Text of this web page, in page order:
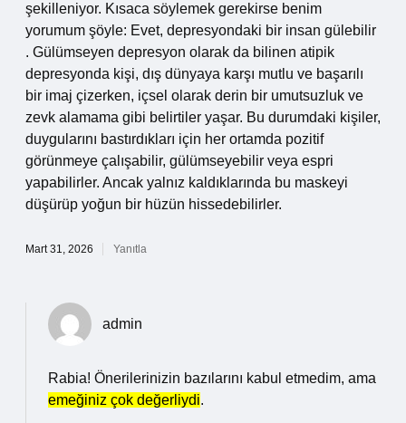
şekilleniyor. Kısaca söylemek gerekirse benim
yorumum şöyle: Evet, depresyondaki bir insan gülebilir
. Gülümseyen depresyon olarak da bilinen atipik
depresyonda kişi, dış dünyaya karşı mutlu ve başarılı
bir imaj çizerken, içsel olarak derin bir umutsuzluk ve
zevk alamama gibi belirtiler yaşar. Bu durumdaki kişiler,
duygularını bastırdıkları için her ortamda pozitif
görünmeye çalışabilir, gülümseyebilir veya espri
yapabilirler. Ancak yalnız kaldıklarında bu maskeyi
düşürüp yoğun bir hüzün hissedebilirler.
Mart 31, 2026 Yanıtla
admin
Rabia! Önerilerinizin bazılarını kabul etmedim, ama
emeğiniz çok değerliydi.